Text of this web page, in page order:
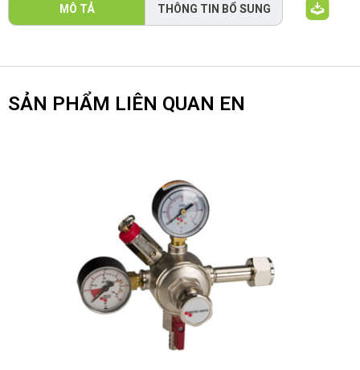
MÔ TẢ THÔNG TIN BỔ SUNG
SẢN PHẨM LIÊN QUAN EN